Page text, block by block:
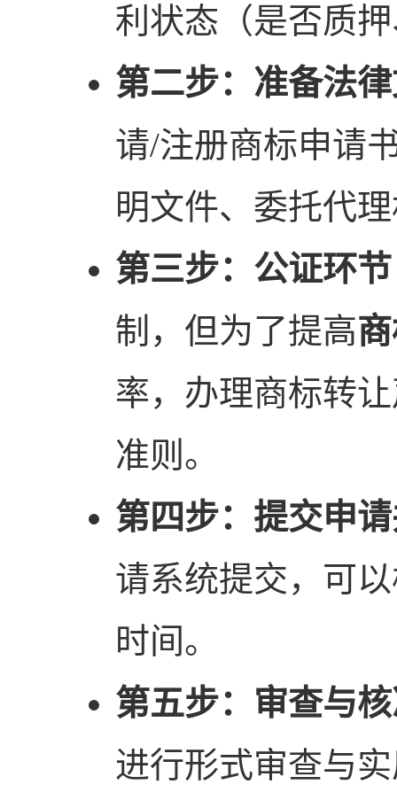
利状态（是否质
第二步：准备法
请/注册商标申请
明文件、委托代
第三步：公证环
制，但为了提高
率，办理商标转
准则。
第四步：提交申
请系统提交，可
时间。
第五步：审查与
进行形式审查与